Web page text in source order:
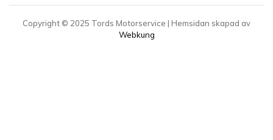
Copyright © 2025 Tords Motorservice | Hemsidan skapad av
Webkung